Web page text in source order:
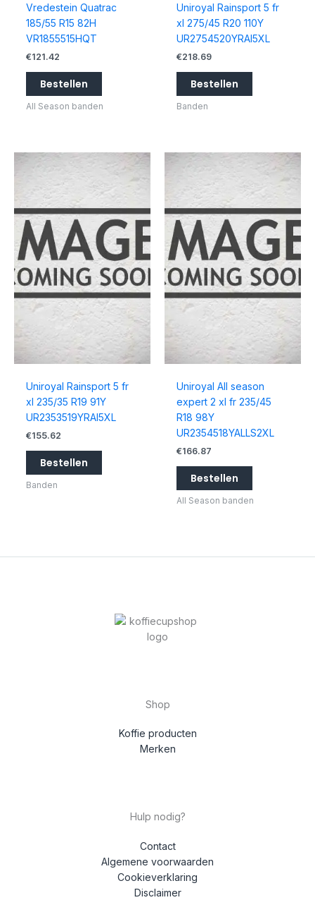
Vredestein Quatrac
185/55 R15 82H
VR1855515HQT
€121.42
Bestellen
All Season banden
Uniroyal Rainsport 5 fr
xl 275/45 R20 110Y
UR2754520YRAI5XL
€218.69
Bestellen
Banden
Uniroyal Rainsport 5 fr
xl 235/35 R19 91Y
UR2353519YRAI5XL
€155.62
Bestellen
Banden
Uniroyal All season
expert 2 xl fr 235/45
R18 98Y
UR2354518YALLS2XL
€166.87
Bestellen
All Season banden
Shop
Koffie producten
Merken
Hulp nodig?
Contact
Algemene voorwaarden
Cookieverklaring
Disclaimer